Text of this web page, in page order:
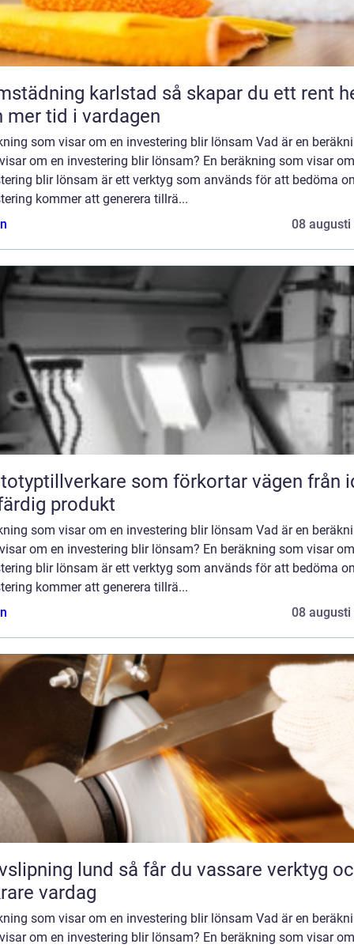
karlstad så skapar du ett rent hem
mer tid i vardagen
som visar om en investering blir lönsam Vad är en
om en investering blir lönsam? En beräkning som visar
blir lönsam är ett verktyg som används för att bedöma
kommer att generera tillrä...
08 augusti
som förkortar vägen från
produkt
som visar om en investering blir lönsam Vad är en
om en investering blir lönsam? En beräkning som visar
blir lönsam är ett verktyg som används för att bedöma
kommer att generera tillrä...
08 augusti
lund så får du vassare verktyg och
vardag
som visar om en investering blir lönsam Vad är en
om en investering blir lönsam? En beräkning som visar